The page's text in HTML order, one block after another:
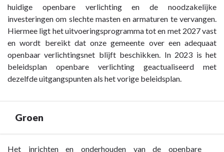
Openbare
verlichting
huidige openbare verlichting en de noodzakelijke
investeringen om slechte masten en armaturen te vervangen.
Hiermee ligt het uitvoeringsprogramma tot en met 2027 vast
en wordt bereikt dat onze gemeente over een adequaat
openbaar verlichtingsnet blijft beschikken. In 2023 is het
beleidsplan openbare verlichting geactualiseerd met
dezelfde uitgangspunten als het vorige beleidsplan.
Groen
Terug
Het inrichten en onderhouden van de openbare